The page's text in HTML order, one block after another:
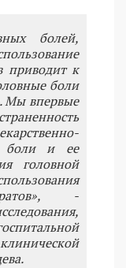
болей,
приводит к
боли
Мы впервые
боли и ее
головной
-